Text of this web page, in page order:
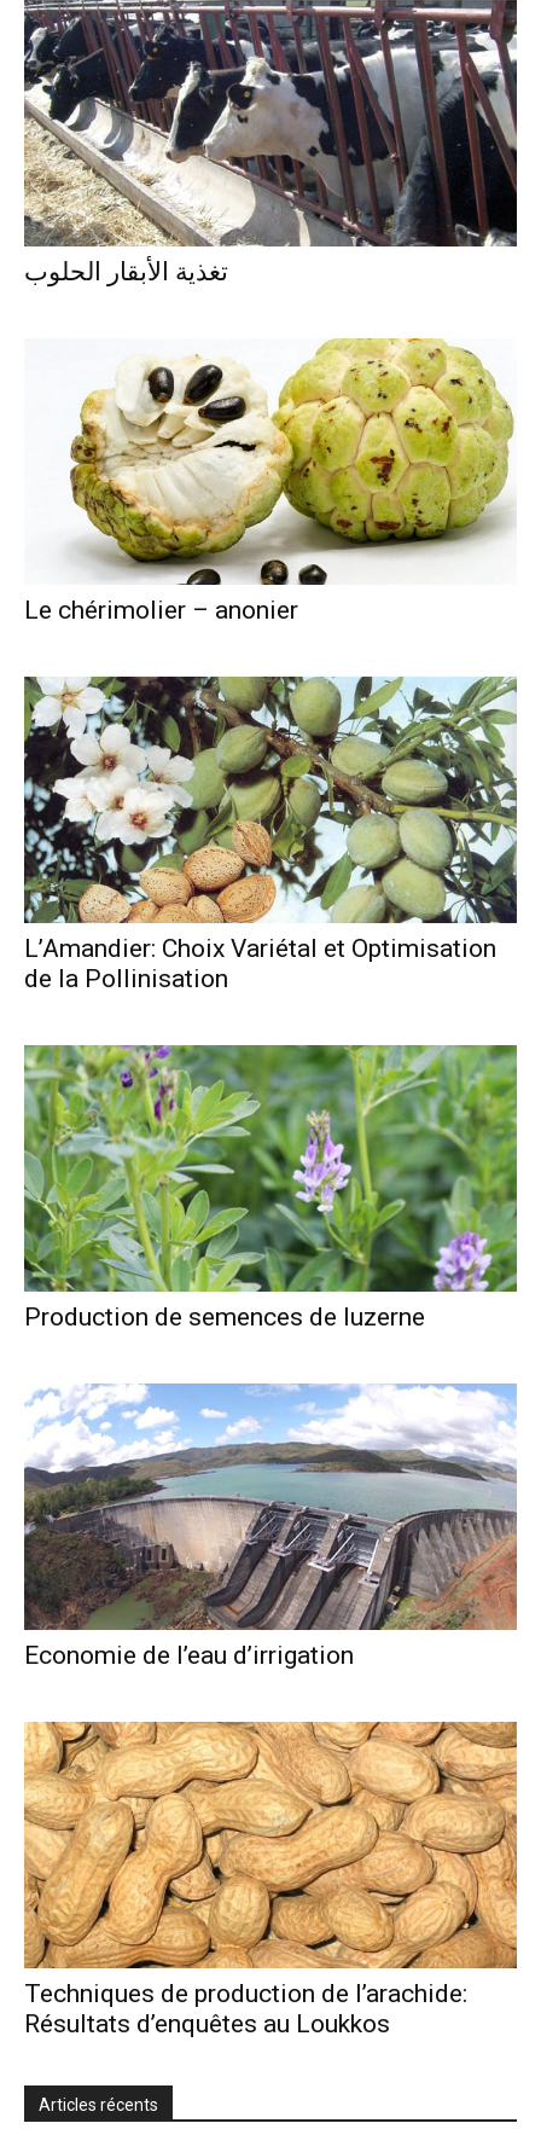
تغذية الأبقار الحلوب
Le chérimolier – anonier
L’Amandier: Choix Variétal et Optimisation
de la Pollinisation
Production de semences de luzerne
Economie de l’eau d’irrigation
Techniques de production de l’arachide:
Résultats d’enquêtes au Loukkos
Articles récents